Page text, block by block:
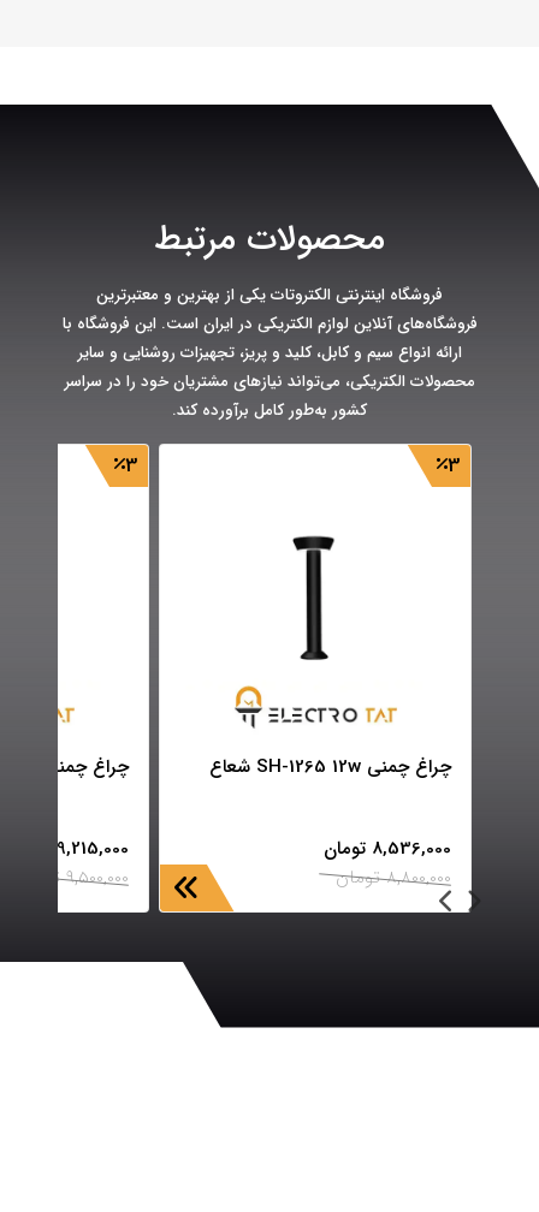
محصولات مرتبط
فروشگاه اینترنتی الکتروتات یکی از بهترین و معتبرترین
فروشگاه‌های آنلاین لوازم الکتریکی در ایران است. این فروشگاه با
ارائه انواع سیم و کابل، کلید و پریز، تجهیزات روشنایی و سایر
محصولات الکتریکی، می‌تواند نیازهای مشتریان خود را در سراسر
کشور به‌طور کامل برآورده کند.
3
چراغ چمنی SH-1265 12w شعاع
8,536,000 تومان
8,800,000 تومان
3
چراغ چمنی SH-1268 12w شعاع
9,215,000
9,500,000 تومان